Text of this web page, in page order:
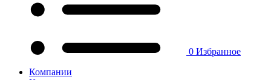
0 Избранное
Компании